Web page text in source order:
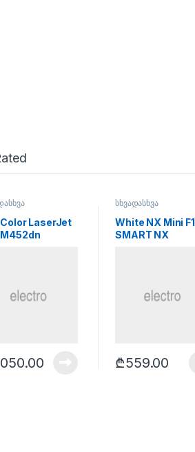
Color LaserJet
სხვადასხვა
White NX Mini F1
SMART NX
₾559.00